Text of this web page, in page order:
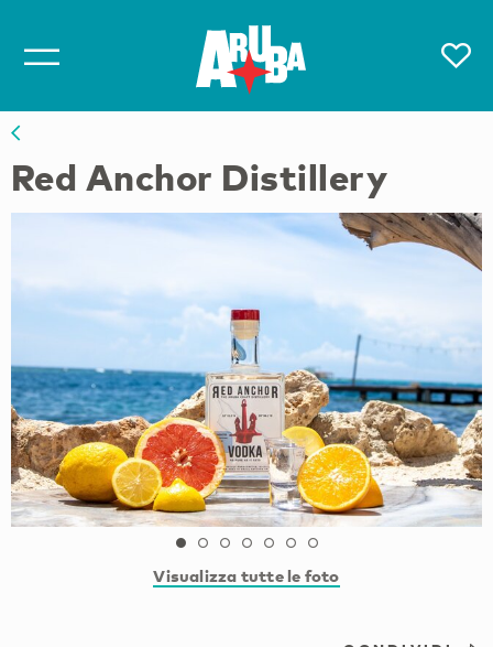
Red Anchor Distillery
Visualizza tutte le foto